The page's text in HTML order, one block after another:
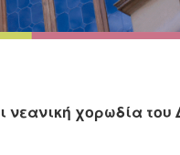
νεανική χορωδία